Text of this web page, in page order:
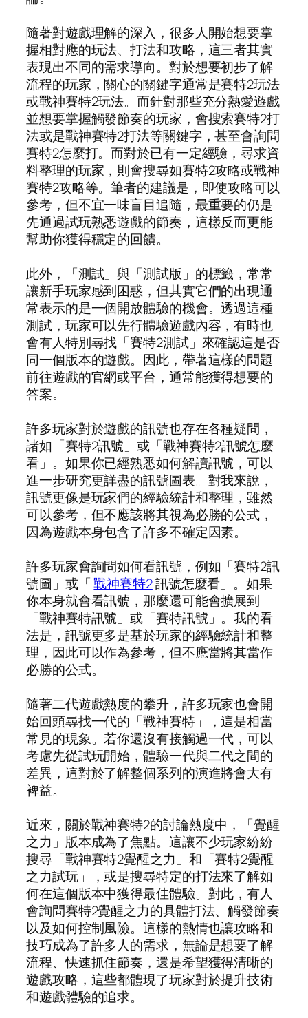
隨著對遊戲理解的深入，很多人開始想要掌
握相對應的玩法、打法和攻略，這三者其實
表現出不同的需求導向。對於想要初步了解
流程的玩家，關心的關鍵字通常是賽特2玩法
或戰神賽特2玩法。而針對那些充分熱愛遊戲
並想要掌握觸發節奏的玩家，會搜索賽特2打
法或是戰神賽特2打法等關鍵字，甚至會詢問
賽特2怎麼打。而對於已有一定經驗，尋求資
料整理的玩家，則會搜尋如賽特2攻略或戰神
賽特2攻略等。筆者的建議是，即使攻略可以
參考，但不宜一味盲目追隨，最重要的仍是
先通過試玩熟悉遊戲的節奏，這樣反而更能
幫助你獲得穩定的回饋。
此外，「測試」與「測試版」的標籤，常常
讓新手玩家感到困惑，但其實它們的出現通
常表示的是一個開放體驗的機會。透過這種
測試，玩家可以先行體驗遊戲內容，有時也
會有人特別尋找「賽特2測試」來確認這是否
同一個版本的遊戲。因此，帶著這樣的問題
前往遊戲的官網或平台，通常能獲得想要的
答案。
許多玩家對於遊戲的訊號也存在各種疑問，
諸如「賽特2訊號」或「戰神賽特2訊號怎麼
看」。如果你已經熟悉如何解讀訊號，可以
進一步研究更詳盡的訊號圖表。對我來說，
訊號更像是玩家們的經驗統計和整理，雖然
可以參考，但不應該將其視為必勝的公式，
因為遊戲本身包含了許多不確定因素。
許多玩家會詢問如何看訊號，例如「賽特2訊
號圖」或「戰神賽特2訊號怎麼看」。如果
你本身就會看訊號，那麼還可能會擴展到
「戰神賽特訊號」或「賽特訊號」。我的看
法是，訊號更多是基於玩家的經驗統計和整
理，因此可以作為參考，但不應當將其當作
必勝的公式。
隨著二代遊戲熱度的攀升，許多玩家也會開
始回頭尋找一代的「戰神賽特」，這是相當
常見的現象。若你還沒有接觸過一代，可以
考慮先從試玩開始，體驗一代與二代之間的
差異，這對於了解整個系列的演進將會大有
裨益。
近來，關於戰神賽特2的討論熱度中，「覺醒
之力」版本成為了焦點。這讓不少玩家紛紛
搜尋「戰神賽特2覺醒之力」和「賽特2覺醒
之力試玩」，或是搜尋特定的打法來了解如
何在這個版本中獲得最佳體驗。對此，有人
會詢問賽特2覺醒之力的具體打法、觸發節奏
以及如何控制風險。這樣的熱情也讓攻略和
技巧成為了許多人的需求，無論是想要了解
流程、快速抓住節奏，還是希望獲得清晰的
遊戲攻略，這些都體現了玩家對於提升技術
和遊戲體驗的追求。